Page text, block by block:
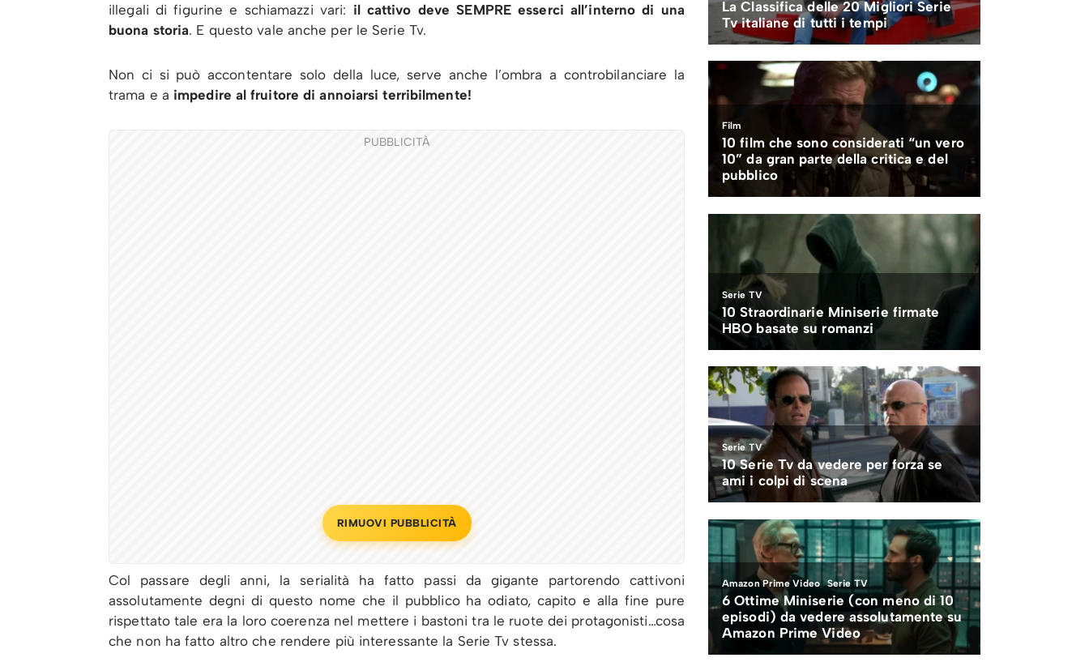
illegali di figurine e schiamazzi vari: il cattivo deve SEMPRE esserci all’interno di una
buona storia. E questo vale anche per le Serie Tv.
Non ci si può accontentare solo della luce, serve anche l’ombra a controbilanciare la
trama e a impedire al fruitore di annoiarsi terribilmente!
PUBBLICITÀ
RIMUOVI PUBBLICITÀ
Col passare degli anni, la serialità ha fatto passi da gigante partorendo cattivoni
assolutamente degni di questo nome che il pubblico ha odiato, capito e alla fine pure
rispettato tale era la loro coerenza nel mettere i bastoni tra le ruote dei protagonisti…cosa
che non ha fatto altro che rendere più interessante la Serie Tv stessa.